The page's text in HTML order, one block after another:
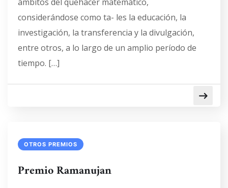
considerándose como ta- les la educación, la
investigación, la transferencia y la divulgación,
entre otros, a lo largo de un amplio período de
tiempo. […]
OTROS PREMIOS
Premio Ramanujan